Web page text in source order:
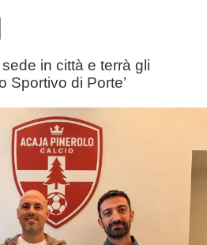
Email
in città e terrà gli
Sportivo di Porte’